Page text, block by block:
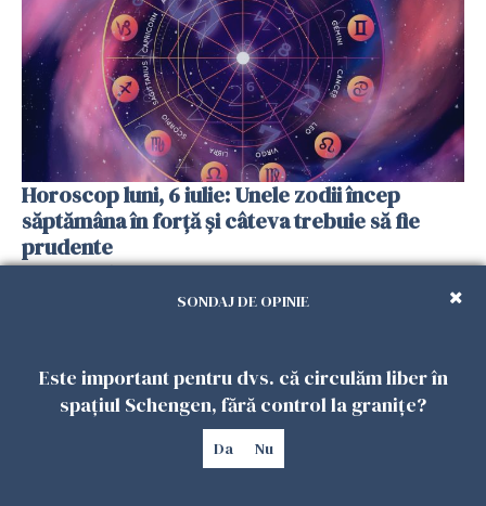
Horoscop luni, 6 iulie: Unele zodii încep
săptămâna în forță și câteva trebuie să fie
prudente
05 IULIE 2026
SONDAJ DE OPINIE
Este important pentru dvs. că circulăm liber în
spațiul Schengen, fără control la granițe?
Da Nu